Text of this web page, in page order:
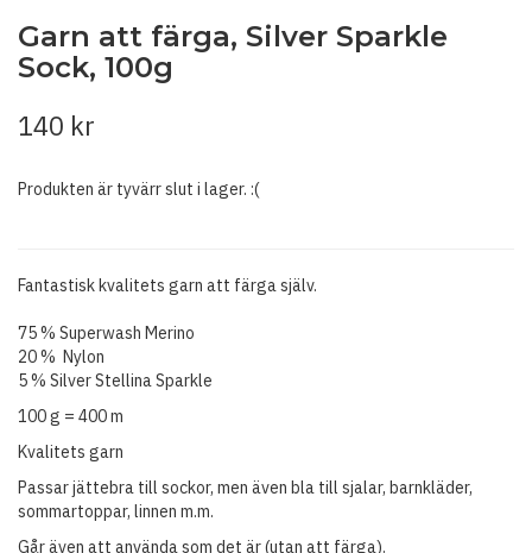
Garn att färga, Silver Sparkle
Sock, 100g
140 kr
Produkten är tyvärr slut i lager. :(
Fantastisk kvalitets garn att färga själv.
75 % Superwash Merino
20 % Nylon
5 % Silver Stellina Sparkle
100 g = 400 m
Kvalitets garn
Passar jättebra till sockor, men även bla till sjalar, barnkläder,
sommartoppar, linnen m.m.
Går även att använda som det är (utan att färga).